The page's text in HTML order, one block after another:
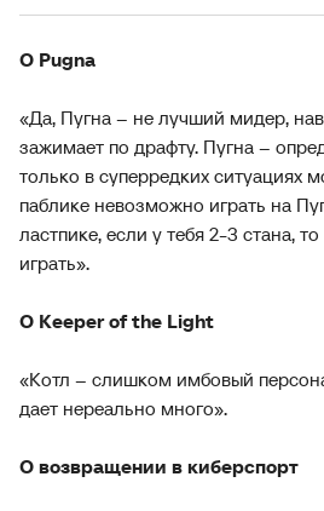
О Pugna
«Да, Пугна – не лучший мидер,
зажимает по драфту. Пугна –
только в суперредких ситуациях
паблике невозможно играть на
ластпике, если у тебя 2-3 стана,
играть».
О Keeper of the Light
«Котл – слишком имбовый
дает нереально много».
О возвращении в киберспорт